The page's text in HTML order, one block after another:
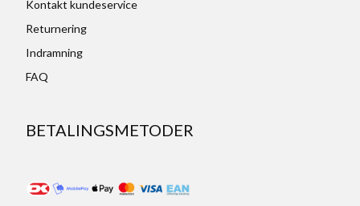
Kontakt kundeservice
Returnering
Indramning
FAQ
BETALINGSMETODER